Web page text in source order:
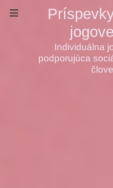
Individuálna
podporujúca